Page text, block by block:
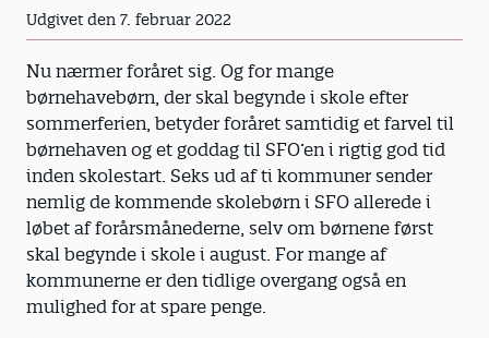
Udgivet den 7. februar 2022
Nu nærmer foråret sig. Og for mange
børnehavebørn, der skal begynde i skole efter
sommerferien, betyder foråret samtidig et farvel til
børnehaven og et goddag til SFO’en i rigtig god tid
inden skolestart. Seks ud af ti kommuner sender
nemlig de kommende skolebørn i SFO allerede i
løbet af forårsmånederne, selv om børnene først
skal begynde i skole i august. For mange af
kommunerne er den tidlige overgang også en
mulighed for at spare penge.